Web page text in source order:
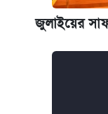
জুলাইয়ের